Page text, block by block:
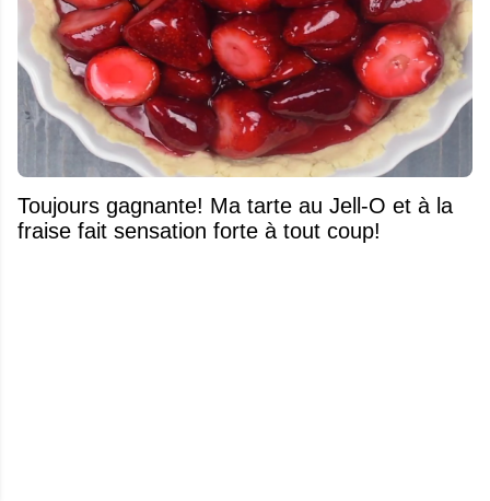
Toujours gagnante! Ma tarte au Jell-O et à la
fraise fait sensation forte à tout coup!